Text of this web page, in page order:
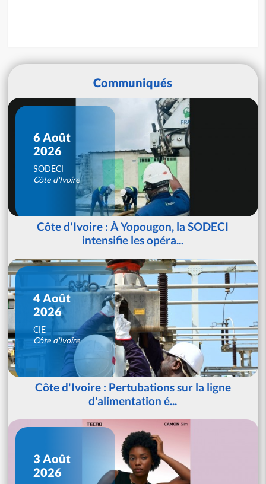
Communiqués
6 Août
2026
SODECI
Côte d'Ivoire
Côte d'Ivoire : À Yopougon, la SODECI
intensifie les opéra...
4 Août
2026
CIE
Côte d'Ivoire
Côte d'Ivoire : Pertubations sur la ligne
d'alimentation é...
3 Août
2026